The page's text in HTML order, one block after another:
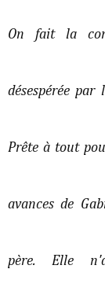
On fait la
désespérée
Prête à tout
avances de
père. Elle